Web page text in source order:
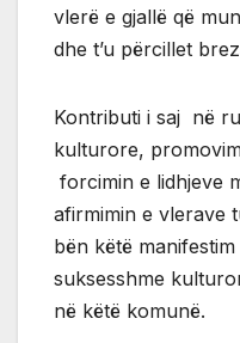
vlerë e gjallë që
dhe t’u përcillet
Kontributi i saj në
kulturore,
forcimin e lidhjeve
afirmimin e vlerave
bën këtë
suksesshme
në këtë komunë.